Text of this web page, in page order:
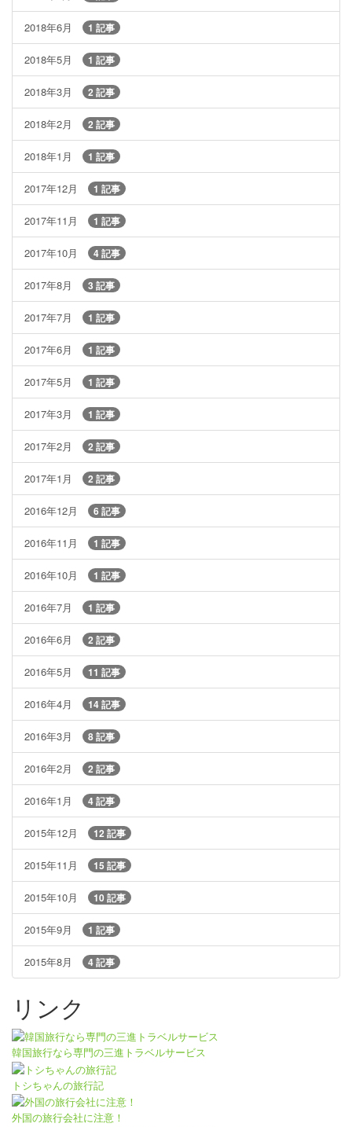
2018年6月 1 記事
2018年5月 1 記事
2018年3月 2 記事
2018年2月 2 記事
2018年1月 1 記事
2017年12月 1 記事
2017年11月 1 記事
2017年10月 4 記事
2017年8月 3 記事
2017年7月 1 記事
2017年6月 1 記事
2017年5月 1 記事
2017年3月 1 記事
2017年2月 2 記事
2017年1月 2 記事
2016年12月 6 記事
2016年11月 1 記事
2016年10月 1 記事
2016年7月 1 記事
2016年6月 2 記事
2016年5月 11 記事
2016年4月 14 記事
2016年3月 8 記事
2016年2月 2 記事
2016年1月 4 記事
2015年12月 12 記事
2015年11月 15 記事
2015年10月 10 記事
2015年9月 1 記事
2015年8月 4 記事
リンク
韓国旅行なら専門の三進トラベルサービス
トシちゃんの旅行記
外国の旅行会社に注意！